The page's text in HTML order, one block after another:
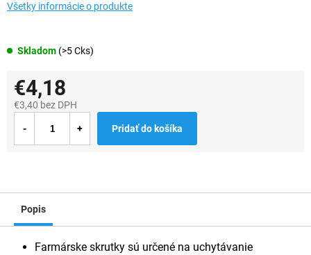
Skladom (>5 Cks)
Všetky informácie o produkte
€4,18
€3,40 bez DPH
cena:
Pridať do košíka
Popis
Farmárske skrutky sú určené na uchytávanie